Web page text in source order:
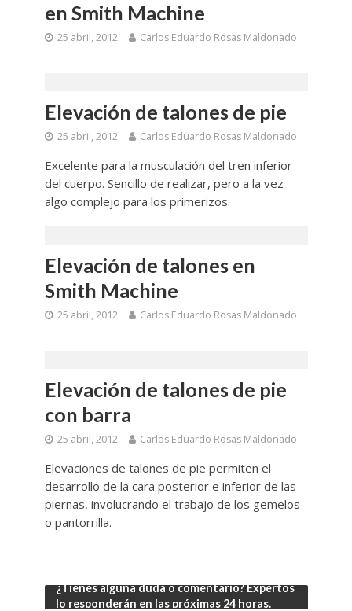
en Smith Machine
25 abril, 2012 Carlos Eduardo Rosas Maldonado
Elevación de talones de pie
25 abril, 2012 Carlos Eduardo Rosas Maldonado
Excelente para la musculación del tren inferior
del cuerpo. Sencillo de realizar, pero a la vez
algo complejo para los primerizos.
Elevación de talones en
Smith Machine
25 abril, 2012 Carlos Eduardo Rosas Maldonado
Elevación de talones de pie
con barra
25 abril, 2012 Carlos Eduardo Rosas Maldonado
Elevaciones de talones de pie permiten el
desarrollo de la cara posterior e inferior de las
piernas, involucrando el trabajo de los gemelos
o pantorrilla.
¿Tienes alguna duda o comentario? Expertos
lo responderán en las próximas 24 horas.